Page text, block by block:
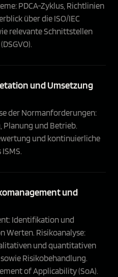
PDCA-Zyklus, Richtlinien
über die ISO/IEC
relevante Schnittstellen
und Umsetzung
der Normanforderungen:
Planung und Betrieb.
und kontinuierliche
und
Identifikation und
Werten. Risikoanalyse:
und quantitativen
Risikobehandlung.
of Applicability (SoA).